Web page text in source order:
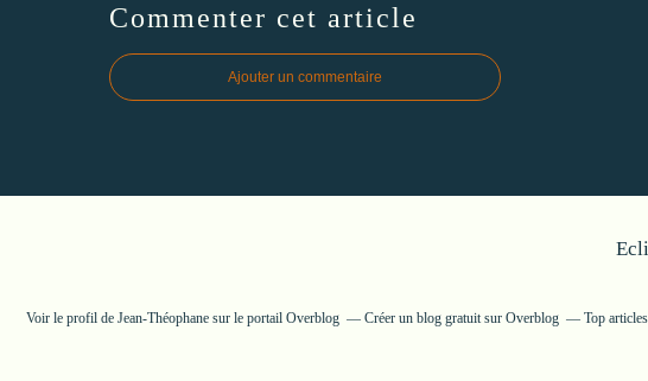
Commenter cet article
Ajouter un commentaire
Voir le profil de Jean-Théophane sur le portail Overblog Créer un blog gratuit sur Overblog Top articles